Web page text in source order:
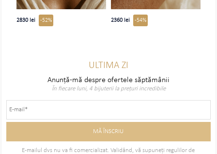
2830 lei -52% 2360 lei -54%
ULTIMA ZI
Anunță-mă despre ofertele săptămânii
În fiecare luni, 4 bijuterii la prețuri incredibile
E-mailul dvs nu va fi comercializat. Validând, vă supuneţi regulilor de